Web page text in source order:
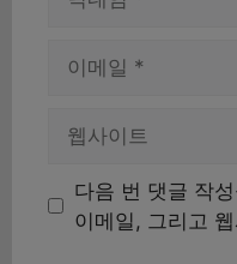
트
다음 번 댓글 작
이메일, 그리고